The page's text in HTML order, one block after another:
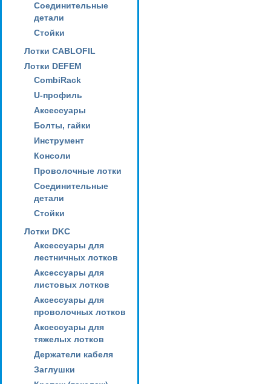
Соединительные
детали
Стойки
Лотки CABLOFIL
Лотки DEFEM
CombiRack
U-профиль
Аксессуары
Болты, гайки
Инструмент
Консоли
Проволочные лотки
Соединительные
детали
Стойки
Лотки DKC
Аксессуары для
лестничных лотков
Аксессуары для
листовых лотков
Аксессуары для
проволочных лотков
Аксессуары для
тяжелых лотков
Держатели кабеля
Заглушки